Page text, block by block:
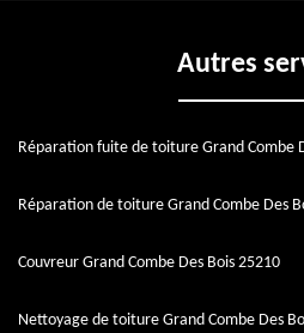
Autres
Réparation fuite de toiture Grand Combe
Réparation de toiture Grand Combe Des
Couvreur Grand Combe Des Bois 25210
Nettoyage de toiture Grand Combe Des